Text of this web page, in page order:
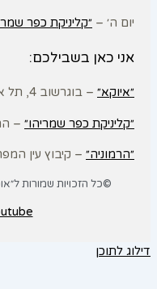
יום ה׳ –״קליניקת כפר
אני כאן בשבילכם:
״איוקא״– בוגרשוב 4, תל אביב
״קליניקת כפר שמריהו״–
״הרמוניה״– קיבוץ עין
©כל הזכויות שמורות
דילוג לתוכן